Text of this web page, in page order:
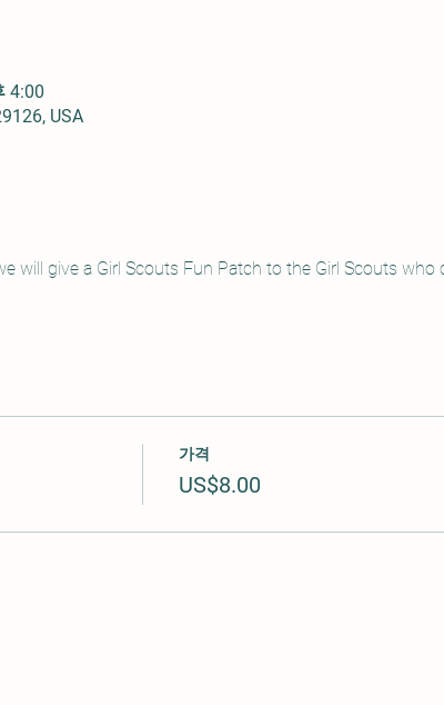
4:00
USA
will give a Girl Scouts Fun Patch to the Girl Scouts who
가격
US$8.00